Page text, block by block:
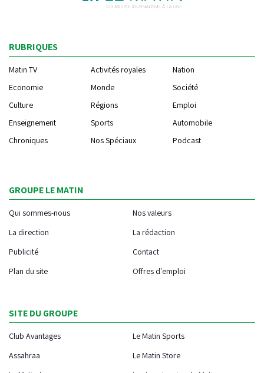
RUBRIQUES
Matin TV Activités royales
Nation
Economie
Monde
Société
Culture
Régions
Emploi
Enseignement
Sports
Automobile
Chroniques
Nos Spéciaux Podcast
GROUPE LE MATIN
Qui sommes-nous
Nos valeurs
La direction
La rédaction
Publicité
Contact
Plan du site
Offres d'emploi
SITE DU GROUPE
Club Avantages
Le Matin Sports
Assahraa
Le Matin Store